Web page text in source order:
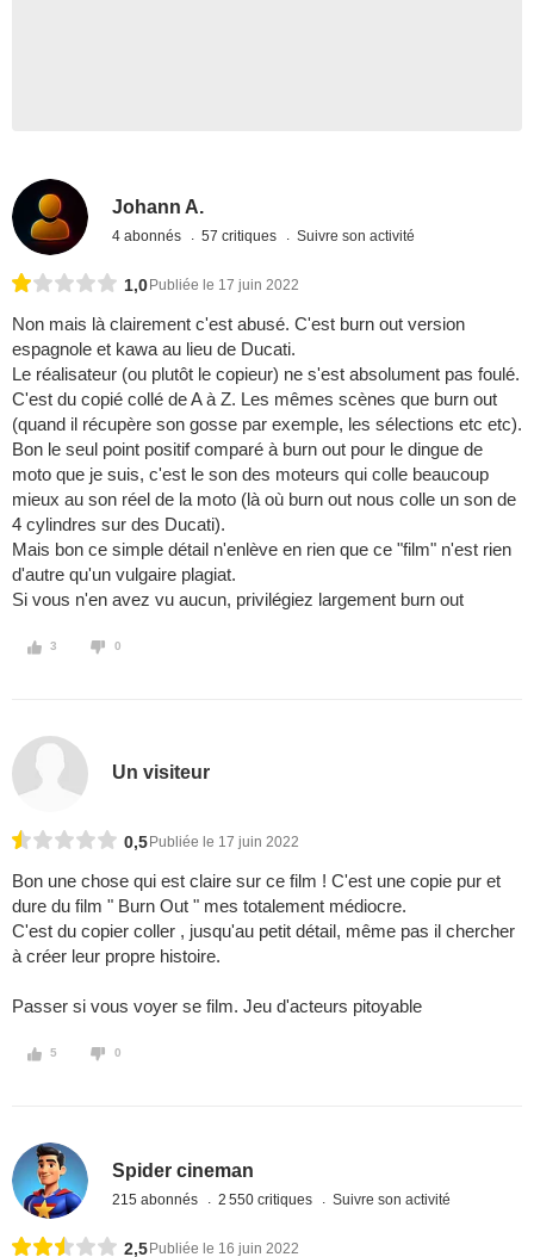
Johann A.
4 abonnés 57 critiques Suivre son activité
1,0 Publiée le 17 juin 2022
Non mais là clairement c'est abusé. C'est burn out version
espagnole et kawa au lieu de Ducati.
Le réalisateur (ou plutôt le copieur) ne s'est absolument pas foulé.
C'est du copié collé de A à Z. Les mêmes scènes que burn out
(quand il récupère son gosse par exemple, les sélections etc etc).
Bon le seul point positif comparé à burn out pour le dingue de
moto que je suis, c'est le son des moteurs qui colle beaucoup
mieux au son réel de la moto (là où burn out nous colle un son de
4 cylindres sur des Ducati).
Mais bon ce simple détail n'enlève en rien que ce "film" n'est rien
d'autre qu'un vulgaire plagiat.
Si vous n'en avez vu aucun, privilégiez largement burn out
3 0
Un visiteur
0,5 Publiée le 17 juin 2022
Bon une chose qui est claire sur ce film ! C'est une copie pur et
dure du film " Burn Out " mes totalement médiocre.
C'est du copier coller , jusqu'au petit détail, même pas il chercher
à créer leur propre histoire.
Passer si vous voyer se film. Jeu d'acteurs pitoyable
5 0
Spider cineman
215 abonnés 2 550 critiques Suivre son activité
2,5 Publiée le 16 juin 2022